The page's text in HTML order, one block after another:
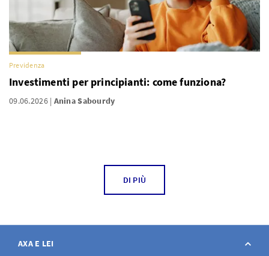
Previdenza
Investimenti per principianti: come funziona?
09.06.2026 Anina Sabourdy
DI PIÙ
AXA E LEI